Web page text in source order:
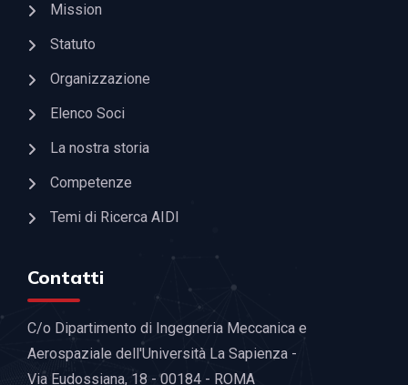
Mission
Statuto
Organizzazione
Elenco Soci
La nostra storia
Competenze
Temi di Ricerca AIDI
Contatti
C/o Dipartimento di Ingegneria Meccanica e
Aerospaziale dell'Università La Sapienza -
Via Eudossiana, 18 - 00184 - ROMA